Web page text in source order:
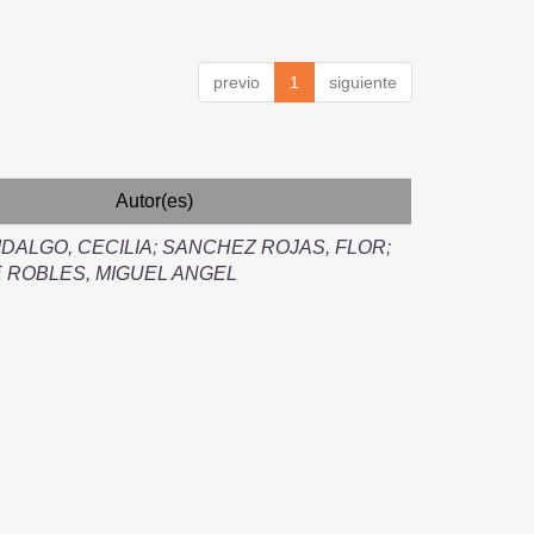
previo 1 siguiente
Autor(es)
CECILIA; SANCHEZ ROJAS, FLOR;
MIGUEL ANGEL